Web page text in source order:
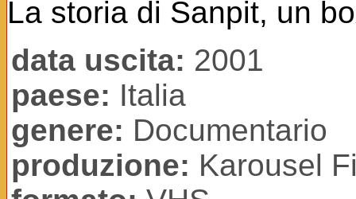
La storia di Sanpit, un
data uscita: 2001
paese: Italia
genere: Documentario
produzione: Karousel